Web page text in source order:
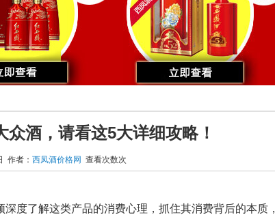
众酒，请看这5大详细攻略！
作者： 西凤酒价格网 查看次数次
了解这类产品的消费心理，抓住其消费背后的本质，